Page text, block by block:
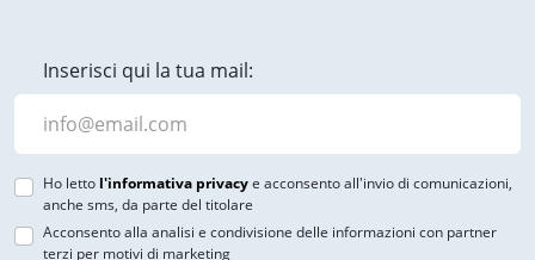
Inserisci qui la tua mail:
Ho letto l'informativa privacye acconsento all'invio di comunicazioni,
anche sms, da parte del titolare
Acconsento alla analisi e condivisione delle informazioni con partner
terzi per motivi di marketing